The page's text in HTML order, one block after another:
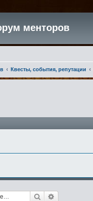
менторов
Квесты, события, репутации
Поиск